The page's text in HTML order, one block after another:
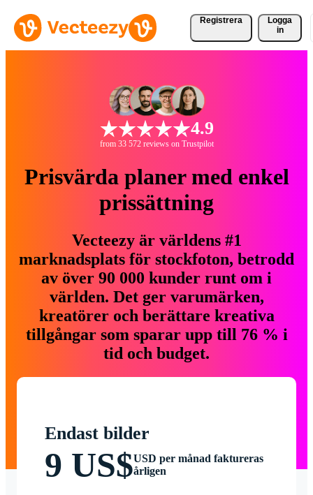
Registrera
Logga
in
4.9
from 33 572 reviews on Trustpilot
Prisvärda planer med enkel
prissättning
Vecteezy är världens #1
marknadsplats för stockfoton, betrodd
av över 90 000 kunder runt om i
världen. Det ger varumärken,
kreatörer och berättare kreativa
tillgångar som sparar upp till 76 % i
tid och budget.
Endast bilder
9 US$USD per månad faktureras
årligen